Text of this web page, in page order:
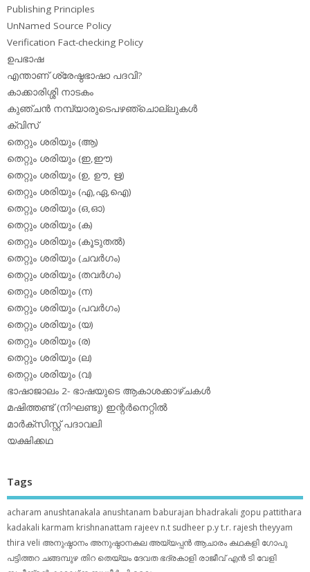
Publishing Principles
UnNamed Source Policy
Verification Fact-checking Policy
ഉപഭാഷ
എന്താണ് ശ്രേഷ്ഠഭാഷാ പദവി?
കാക്കാരിശ്ശി നാടകം
കുഞ്ചന്‍ നമ്പ്യാരുടെപഴഞ്ചൊല്ലുകള്‍
ക്വിസ്
തെറ്റും ശരിയും (ആ)
തെറ്റും ശരിയും (ഇ,ഈ)
തെറ്റും ശരിയും (ഉ, ഊ, ഋ)
തെറ്റും ശരിയും (എ,ഏ,ഐ)
തെറ്റും ശരിയും (ഒ,ഓ)
തെറ്റും ശരിയും (ക)
തെറ്റും ശരിയും (കൂടുതല്‍)
തെറ്റും ശരിയും (ചവര്‍ഗം)
തെറ്റും ശരിയും (തവര്‍ഗം)
തെറ്റും ശരിയും (ന)
തെറ്റും ശരിയും (പവര്‍ഗം)
തെറ്റും ശരിയും (യ)
തെറ്റും ശരിയും (ര)
തെറ്റും ശരിയും (ല)
തെറ്റും ശരിയും (വ)
ഭാഷാജാലം 2- ഭാഷയുടെ ആകാശക്കാഴ്ചകള്‍
മഷിത്തണ്ട് (നിഘണ്ടു) ഇന്റര്‍നെറ്റില്‍
മാര്‍ക്‌സിസ്റ്റ് പദാവലി
യക്ഷിക്കഥ
Tags
acharam anushtanakala anushtanam baburajan bhadrakali gopu pattithara
kadakali karmam krishnanattam rajeev n.t sudheer p.yt.r. rajesh theyyam
thira veli അനുഷ്ഠാനം അനുഷ്ഠാനകല അയ്യപ്പന്‍ ആചാരം കഥകളി ഗോപു
പട്ടിത്തറ ചങ്ങമ്പുഴ തിറ തെയ്യം ദേവത ഭദ്രകാളി രാജീവ് എൻ ടി വേളി